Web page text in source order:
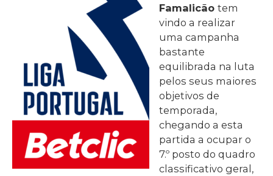
Famalicãotem
vindo a realizar
uma campanha
bastante
equilibrada na luta
pelos seus maiores
objetivos de
temporada,
chegando a esta
partida a ocupar o
7.º posto do quadro
classificativo geral,